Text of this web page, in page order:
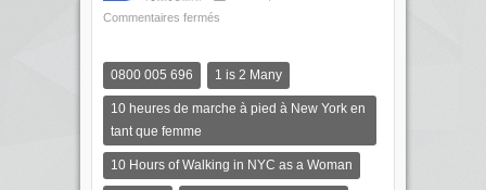
Commentaires fermés
0800 005 696 1 is 2 Many
10 heures de marche à pied à New York en
tant que femme
10 Hours of Walking in NYC as a Woman